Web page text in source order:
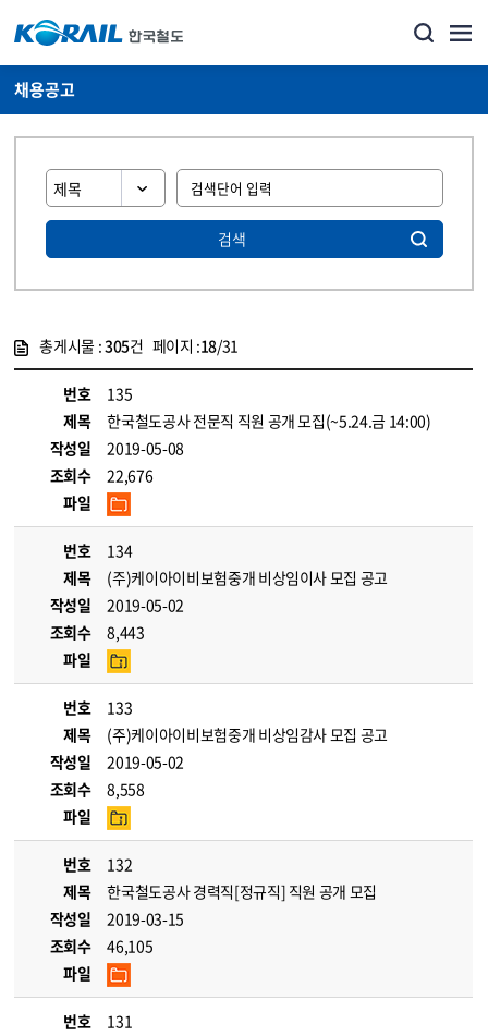
채용공고
검색
총게시물 :305건 페이지 :18/31
번호
135
제목
한국철도공사 전문직 직원 공개 모집(~5.24.금 14:00)
작성일
2019-05-08
조회수
22,676
파일
번호
134
제목
(주)케이아이비보험중개 비상임이사 모집 공고
작성일
2019-05-02
조회수
8,443
파일
번호
133
제목
(주)케이아이비보험중개 비상임감사 모집 공고
작성일
2019-05-02
조회수
8,558
파일
번호
132
제목
한국철도공사 경력직[정규직] 직원 공개 모집
작성일
2019-03-15
조회수
46,105
파일
번호
131